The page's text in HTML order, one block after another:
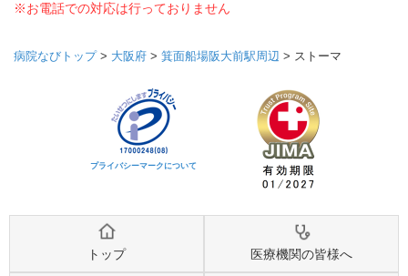
※お電話での対応は行っておりません
病院なびトップ> 大阪府 > 箕面船場阪大前駅周辺 > ストーマ
プライバシーマークについて
トップ 医療機関の皆様へ